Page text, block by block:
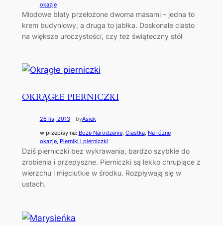
okazje
Miodowe blaty przełożone dwoma masami – jedna to
krem budyniowy, a druga to jabłka. Doskonałe ciasto
na większe uroczystości, czy też świąteczny stół
OKRĄGŁE PIERNICZKI
26 lis, 2013—byAsiek
w przepisy na: Boże Narodzenie, Ciastka, Na różne
okazje, Pierniki i pierniczki
Dziś pierniczki bez wykrawania, bardzo szybkie do
zrobienia i przepyszne. Pierniczki są lekko chrupiące z
wierzchu i mięciutkie w środku. Rozpływają się w
ustach.